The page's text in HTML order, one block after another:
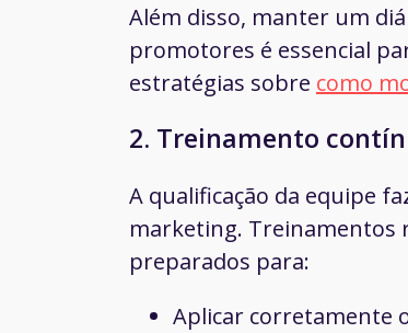
Além disso, manter um
promotores é essencial
estratégias sobre como
2. Treinamento
A qualificação da equipe
marketing. Treinamentos
preparados para:
Aplicar corretamente